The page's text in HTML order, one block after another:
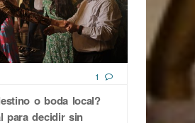
1
o boda local?
para decidir sin